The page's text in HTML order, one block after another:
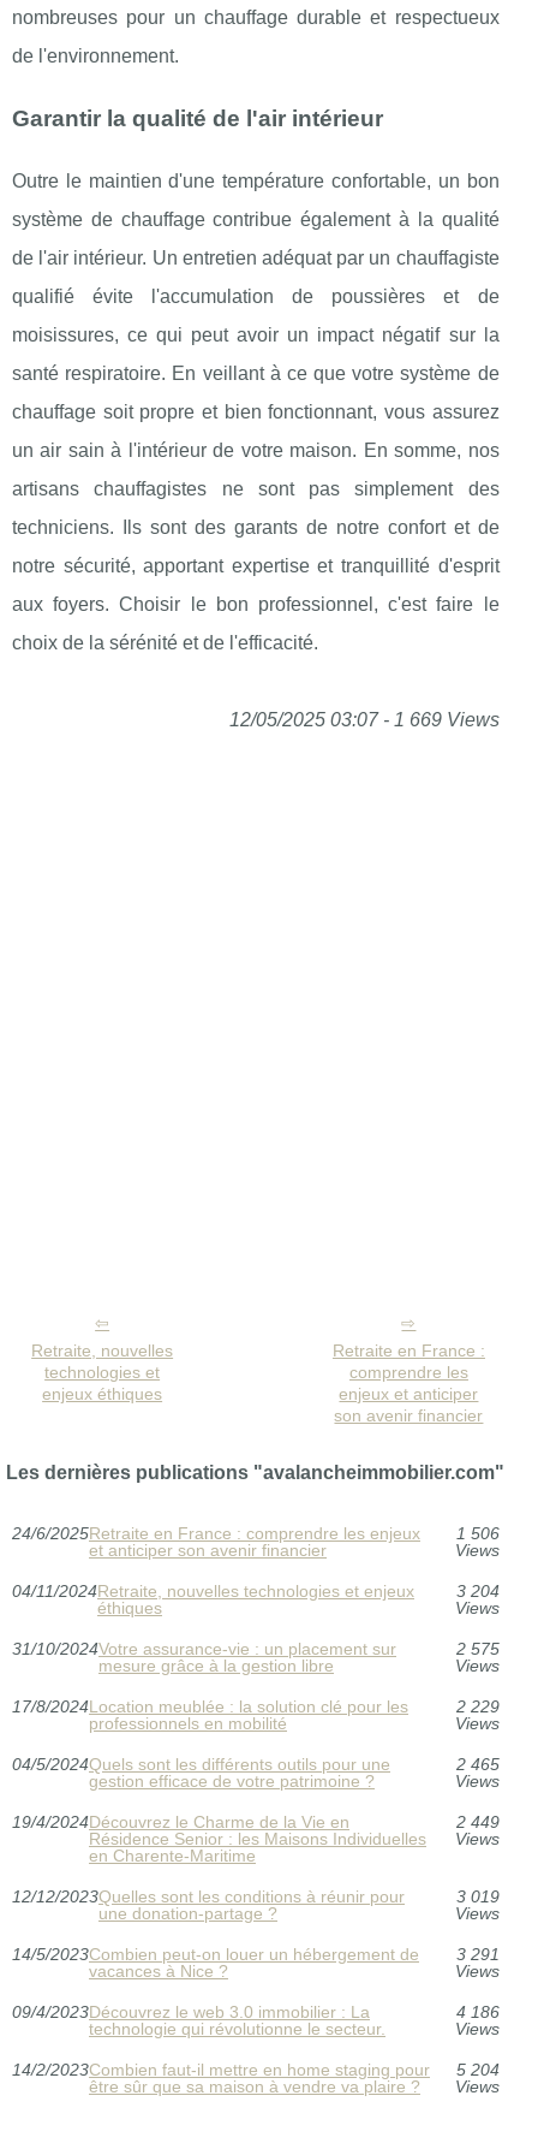
nombreuses pour un chauffage durable et respectueux
de l'environnement.
Garantir la qualité de l'air intérieur
Outre le maintien d'une température confortable, un bon
système de chauffage contribue également à la qualité
de l'air intérieur. Un entretien adéquat par un chauffagiste
qualifié évite l'accumulation de poussières et de
moisissures, ce qui peut avoir un impact négatif sur la
santé respiratoire. En veillant à ce que votre système de
chauffage soit propre et bien fonctionnant, vous assurez
un air sain à l'intérieur de votre maison. En somme, nos
artisans chauffagistes ne sont pas simplement des
techniciens. Ils sont des garants de notre confort et de
notre sécurité, apportant expertise et tranquillité d'esprit
aux foyers. Choisir le bon professionnel, c'est faire le
choix de la sérénité et de l'efficacité.
12/05/2025 03:07 - 1 669 Views
Retraite, nouvelles
technologies et
enjeux éthiques
Retraite en France :
comprendre les
enjeux et anticiper
son avenir financier
Les dernières publications "avalancheimmobilier.com"
24/6/2025Retraite en France : comprendre les enjeux
et anticiper son avenir financier
1 506
Views
04/11/2024Retraite, nouvelles technologies et enjeux
éthiques
3 204
Views
31/10/2024Votre assurance-vie : un placement sur
mesure grâce à la gestion libre
2 575
Views
17/8/2024Location meublée : la solution clé pour les
professionnels en mobilité
2 229
Views
04/5/2024Quels sont les différents outils pour une
gestion efficace de votre patrimoine ?
2 465
Views
19/4/2024Découvrez le Charme de la Vie en
Résidence Senior : les Maisons Individuelles
en Charente-Maritime
2 449
Views
12/12/2023Quelles sont les conditions à réunir pour
une donation-partage ?
3 019
Views
14/5/2023Combien peut-on louer un hébergement de
vacances à Nice ?
3 291
Views
09/4/2023Découvrez le web 3.0 immobilier : La
technologie qui révolutionne le secteur.
4 186
Views
14/2/2023Combien faut-il mettre en home staging pour
être sûr que sa maison à vendre va plaire ?
5 204
Views